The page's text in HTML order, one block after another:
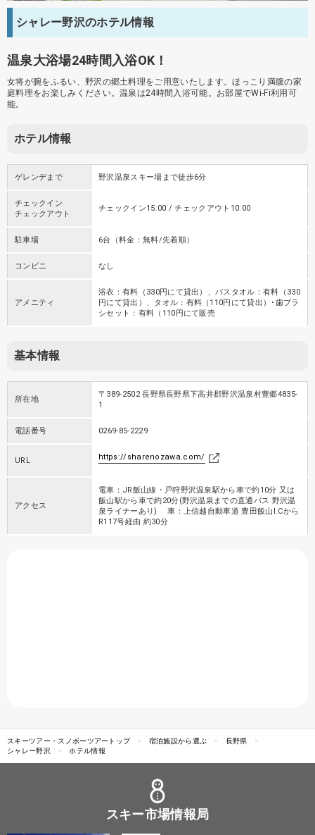
シャレー野沢のホテル情報
温泉大浴場24時間入浴OK！
女将が腕をふるい、野沢の郷土料理をご用意いたします。ほっこり満腹の家
庭料理をお楽しみください。温泉は24時間入浴可能。お部屋でWi-Fi利用可
能。
ホテル情報
ゲレンデまで 野沢温泉スキー場まで徒歩6分
チェックイン
チェックアウト
チェックイン15:00 / チェックアウト10:00
駐車場 6台（料金：無料/先着順）
コンビニ なし
アメニティ
浴衣：有料（330円にて貸出）、バスタオル：有料（330
円にて貸出）、タオル：有料（110円にて貸出）･歯ブラ
シセット：有料（110円にて販売
基本情報
所在地
〒389-2502 長野県長野県下高井郡野沢温泉村豊郷4835-
1
電話番号 0269-85-2229
URL https://sharenozawa.com/
アクセス
電車：JR飯山線・戸狩野沢温泉駅から車で約10分 又は
飯山駅から車で約20分(野沢温泉までの直通バス 野沢温
泉ライナーあり) 車：上信越自動車道 豊田飯山I.Cから
R117号経由 約30分
スキーツアー・スノボーツアートップ 宿泊施設から選ぶ
長野県
シャレー野沢
ホテル情報
スキー市場情報局